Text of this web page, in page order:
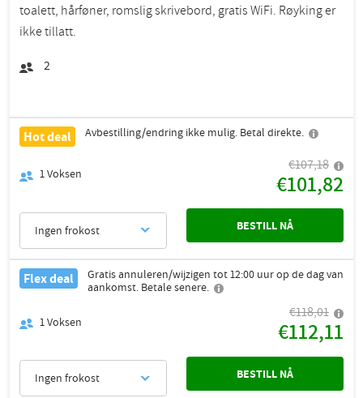
toalett, hårføner, romslig skrivebord, gratis WiFi. Røyking er
ikke tillatt.
2
Hot deal Avbestilling/endring ikke mulig. Betal direkte.
1Voksen
€107,18
€101,82
Ingen frokost BESTILL NÅ
Flex deal
Gratis annuleren/wijzigen tot 12:00 uur op de dag van
aankomst. Betale senere.
1Voksen
€118,01
€112,11
Ingen frokost BESTILL NÅ